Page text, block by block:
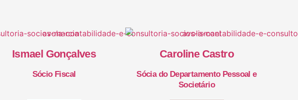
Ismael Gonçalves
Sócio Fiscal
Caroline Castro
Sócia do Departamento Pessoal e
Societário